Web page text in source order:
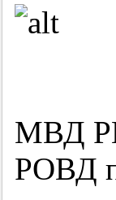
МВД РМ
РОВД